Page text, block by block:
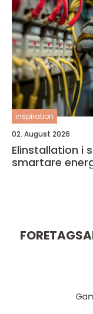
inspiration
02. August 2026
Elinstallation i
smartare